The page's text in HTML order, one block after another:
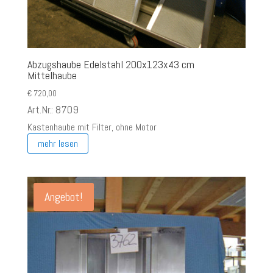
Abzugshaube Edelstahl 200x123x43 cm
Mittelhaube
€720,00
Art.Nr.: 8709
Kastenhaube mit Filter, ohne Motor
mehr lesen
Angebot!